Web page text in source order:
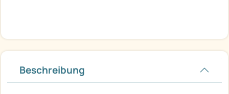
Beschreibung